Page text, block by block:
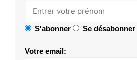
S'abonner Se désabonner
Votre email: